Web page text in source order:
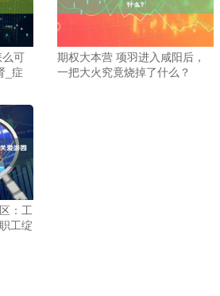
可
_症
期权大本营 项羽进入咸阳后，
一把大火究竟烧掉了什么？
：工
工绽